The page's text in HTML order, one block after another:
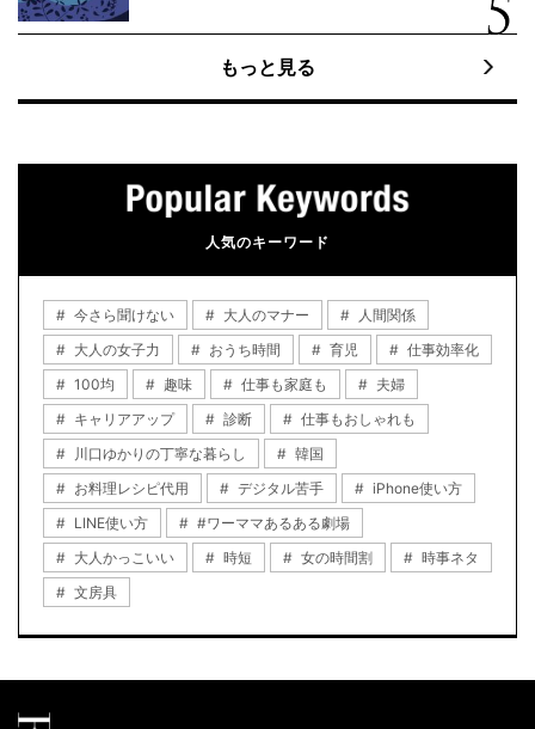
もっと見る
人気のキーワード
今さら聞けない 大人のマナー
人間関係
大人の女子力
おうち時間 育児
仕事効率化
100均
趣味 仕事も家庭も
夫婦
キャリアアップ
診断
仕事もおしゃれも
川口ゆかりの丁寧な暮らし
韓国
お料理レシピ代用
デジタル苦手
iPhone使い方
LINE使い方
#ワーママあるある劇場
大人かっこいい
時短 女の時間割
時事ネタ
文房具